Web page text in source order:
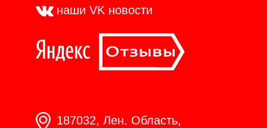
наши VK новости
187032, Лен. Область,